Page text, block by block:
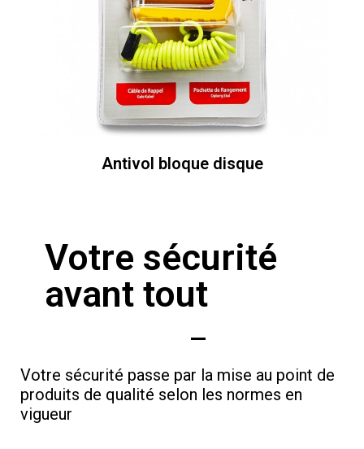
Antivol bloque disque
Votre sécurité
avant tout
Votre sécurité passe par la mise au point de
produits de qualité selon les normes en
vigueur